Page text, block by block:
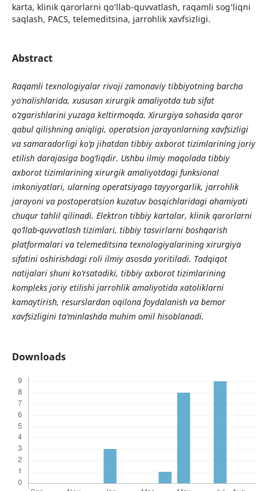
karta, klinik qarorlarni qo‘llab-quvvatlash, raqamli sog‘liqni
saqlash, PACS, telemeditsina, jarrohlik xavfsizligi.
Abstract
Raqamli texnologiyalar rivoji zamonaviy tibbiyotning barcha
yo‘nalishlarida, xususan xirurgik amaliyotda tub sifat
o‘zgarishlarini yuzaga keltirmoqda. Xirurgiya sohasida qaror
qabul qilishning aniqligi, operatsion jarayonlarning xavfsizligi
va samaradorligi ko‘p jihatdan tibbiy axborot tizimlarining joriy
etilish darajasiga bog‘liqdir. Ushbu ilmiy maqolada tibbiy
axborot tizimlarining xirurgik amaliyotdagi funksional
imkoniyatlari, ularning operatsiyaga tayyorgarlik, jarrohlik
jarayoni va postoperatsion kuzatuv bosqichlaridagi ahamiyati
chuqur tahlil qilinadi. Elektron tibbiy kartalar, klinik qarorlarni
qo‘llab-quvvatlash tizimlari, tibbiy tasvirlarni boshqarish
platformalari va telemeditsina texnologiyalarining xirurgiya
sifatini oshirishdagi roli ilmiy asosda yoritiladi. Tadqiqot
natijalari shuni ko‘rsatadiki, tibbiy axborot tizimlarining
kompleks joriy etilishi jarrohlik amaliyotida xatoliklarni
kamaytirish, resurslardan oqilona foydalanish va bemor
xavfsizligini ta’minlashda muhim omil hisoblanadi.
Downloads